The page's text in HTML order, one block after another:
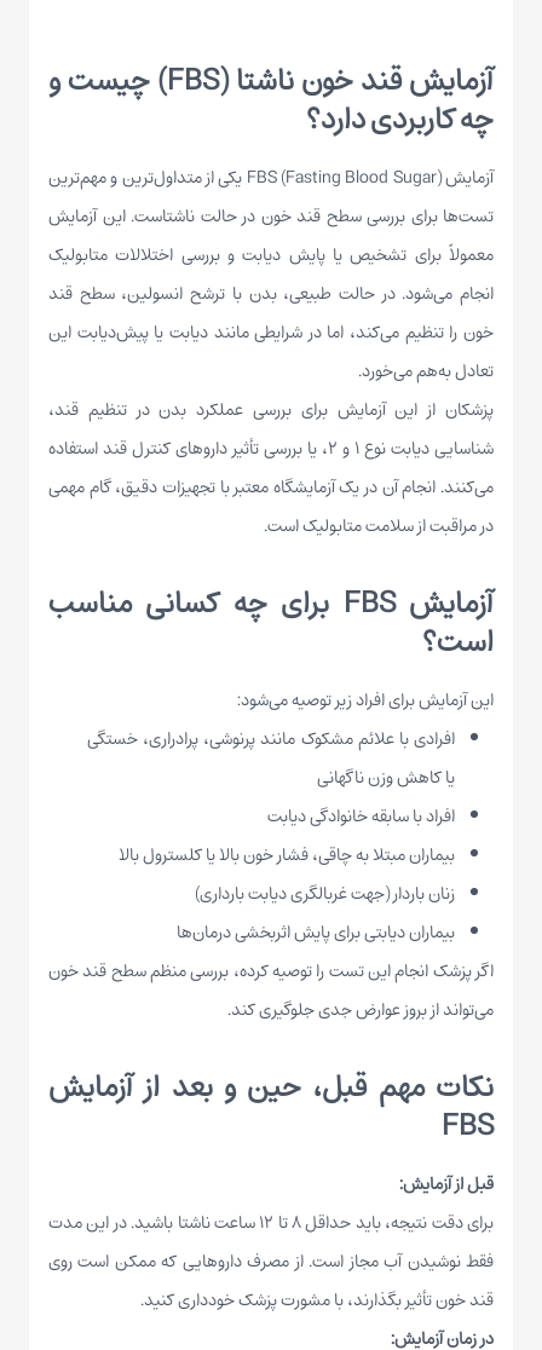
آزمایش قند خون ناشتا (FBS) چیست و
چه کاربردی دارد؟
آزمایش FBS (Fasting Blood Sugar) یکی از متداول‌ترین و مهم‌ترین
تست‌ها برای بررسی سطح قند خون در حالت ناشتاست. این آزمایش
معمولاً برای تشخیص یا پایش دیابت و بررسی اختلالات متابولیک
انجام می‌شود. در حالت طبیعی، بدن با ترشح انسولین، سطح قند
خون را تنظیم می‌کند، اما در شرایطی مانند دیابت یا پیش‌دیابت این
تعادل به‌هم می‌خورد.
پزشکان از این آزمایش برای بررسی عملکرد بدن در تنظیم قند،
شناسایی دیابت نوع ۱ و ۲، یا بررسی تأثیر داروهای کنترل قند استفاده
می‌کنند. انجام آن در یک آزمایشگاه معتبر با تجهیزات دقیق، گام مهمی
در مراقبت از سلامت متابولیک است.
آزمایش FBS برای چه کسانی مناسب
است؟
این آزمایش برای افراد زیر توصیه می‌شود:
افرادی با علائم مشکوک مانند پرنوشی، پرادراری، خستگی
یا کاهش وزن ناگهانی
افراد با سابقه خانوادگی دیابت
بیماران مبتلا به چاقی، فشار خون بالا یا کلسترول بالا
زنان باردار (جهت غربالگری دیابت بارداری)
بیماران دیابتی برای پایش اثربخشی درمان‌ها
اگر پزشک انجام این تست را توصیه کرده، بررسی منظم سطح قند خون
می‌تواند از بروز عوارض جدی جلوگیری کند.
نکات مهم قبل، حین و بعد از آزمایش
FBS
قبل از آزمایش:
برای دقت نتیجه، باید حداقل ۸ تا ۱۲ ساعت ناشتا باشید. در این مدت
فقط نوشیدن آب مجاز است. از مصرف داروهایی که ممکن است روی
قند خون تأثیر بگذارند، با مشورت پزشک خودداری کنید.
در زمان آزمایش: